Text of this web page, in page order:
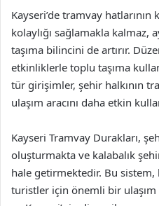
Kayseri’de tramvay hatlarının
kolaylığı sağlamakla kalmaz,
taşıma bilincini de artırır.
etkinliklerle toplu taşıma
tür girişimler, şehir halkının
ulaşım aracını daha etkin
Kayseri Tramvay Durakları,
oluşturmakta ve kalabalık
hale getirmektedir. Bu
turistler için önemli bir